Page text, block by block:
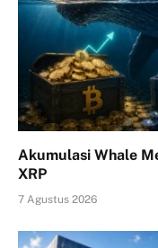
Akumulasi Whale
XRP
7 Agustus 2026